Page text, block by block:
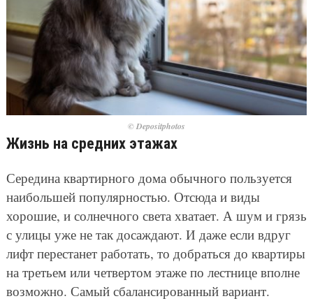
© Depositphotos
Жизнь на средних этажах
Середина квартирного дома обычного пользуется
наибольшей популярностью. Отсюда и виды
хорошие, и солнечного света хватает. А шум и грязь
с улицы уже не так досаждают. И даже если вдруг
лифт перестанет работать, то добраться до квартиры
на третьем или четвертом этаже по лестнице вполне
возможно. Самый сбалансированный вариант.